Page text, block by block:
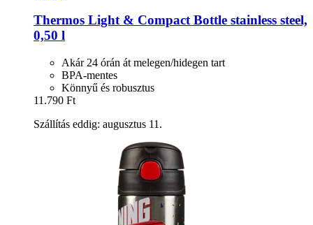
Thermos Light & Compact Bottle stainless steel,
0,50 l
Akár 24 órán át melegen/hidegen tart
BPA-mentes
Könnyű és robusztus
11.790 Ft
Szállítás eddig: augusztus 11.